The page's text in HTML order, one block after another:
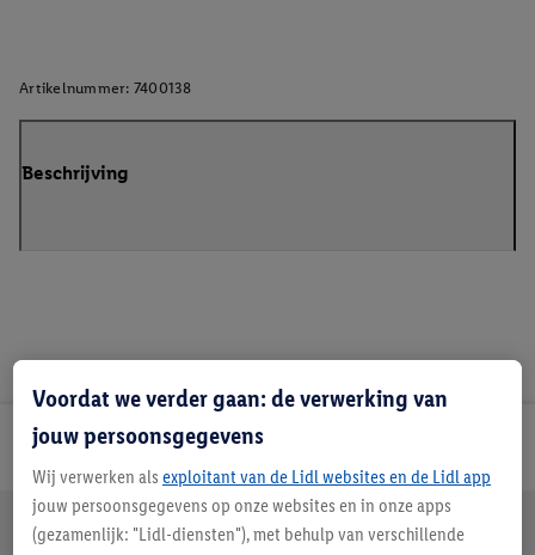
Artikelnummer: 7400138
Beschrijving
Lidl Nieuwsbrief
Jouw voordelen bij ons als Lidl webshop klant
Gratis retourneren Veilig winkelen
Voordat we verder gaan: de verwerking van
jouw persoonsgegevens
Wij verwerken als exploitant van de Lidl websites en de Lidl app
jouw persoonsgegevens op onze websites en in onze apps
(gezamenlijk: "Lidl-diensten"), met behulp van verschillende